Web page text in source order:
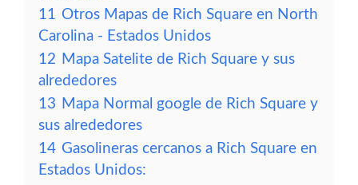
11 Otros Mapas de Rich Square en North
Carolina - Estados Unidos
12 Mapa Satelite de Rich Square y sus
alrededores
13 Mapa Normal google de Rich Square y
sus alrededores
14 Gasolineras cercanos a Rich Square en
Estados Unidos: